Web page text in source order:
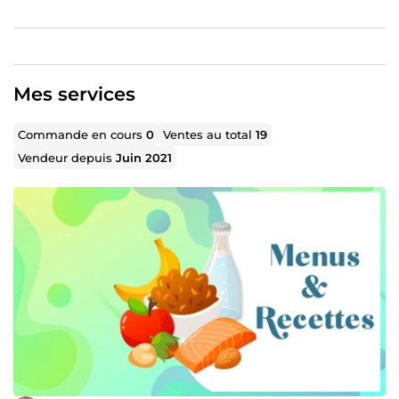
💡 Ce que je vous propose :
Des idées et astuces pour équilibrer vos repas au
Des conseils nutritionnels accessibles, basés sur une
approche bienveillante.
Des échanges chaleureux pour répondre à toutes vos
questions et vous accompagner dans votre
démarche.
Convaincue que l’alimentation joue un rôle clé dans le
bien-être, je souhaite partager avec vous mon amour
pour la cuisine et mon savoir en nutrition pour vous aider
à atteindre vos objectifs avec plaisir et sérénité.
N'hésitez pas à me contacter, je serai ravie de vous
accompagner ! ☺️
Mes services
Commande en cours0 Ventes au total19
Vendeur depuisJuin 2021